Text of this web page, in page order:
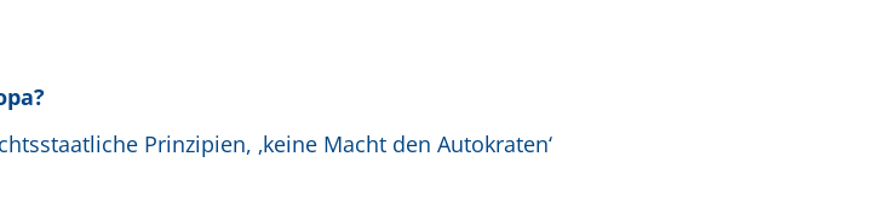
Prinzipien, ‚keine Macht den Autokraten‘